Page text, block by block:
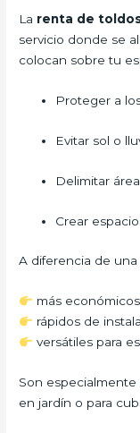
La renta de
servicio donde se
colocan sobre tu
Proteger a
Evitar sol o
Delimitar
Crear
A diferencia de
más económicos
rápidos de
versátiles para
Son
en jardín o para